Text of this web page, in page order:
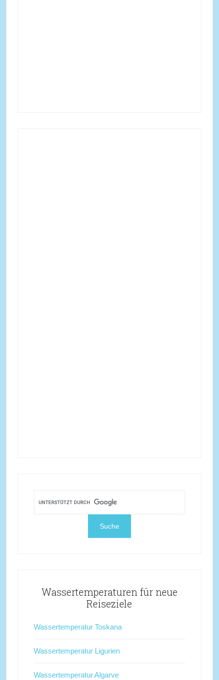
Wassertemperaturen für neue
Reiseziele
Wassertemperatur Toskana
Wassertemperatur Ligurien
Wassertemperatur Algarve